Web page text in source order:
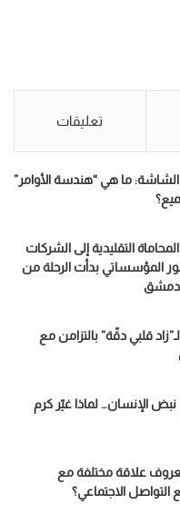
تعليقات
الشاشة: ما هي “هندسة الأوامر”
التقليدية إلى الشركات
المؤسساتي بدأت الرحلة من
دمشق
قلبي دقّة” بالتزامن مع
نبض الإنسان… لماذا غيّر كرم
علاقة مختلفة مع
الاجتماعي؟